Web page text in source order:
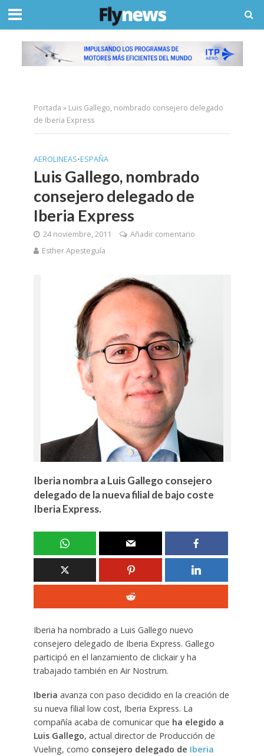
Portada » Luis Gallego, nombrado consejero delegado
de Iberia Express
AEROLINEAS•ESPAÑA
Luis Gallego, nombrado
consejero delegado de
Iberia Express
24 noviembre, 2011
Añadir comentario
Esther Apesteguía
Iberia nombra a Luis Gallego consejero
delegado de la nueva filial de bajo coste
Iberia Express.
Iberia ha nombrado a Luis Gallego nuevo
consejero delegado de Iberia Express. Gallego
participó en el lanzamiento de clickair y ha
trabajado también en Air Nostrum.
Iberia avanza con paso decidido en la creación de
su nueva filial low cost, Iberia Express. La
compañía acaba de comunicar que ha elegido a
Luis Gallego, actual director de Producción de
Vueling, como consejero delegado de Iberia